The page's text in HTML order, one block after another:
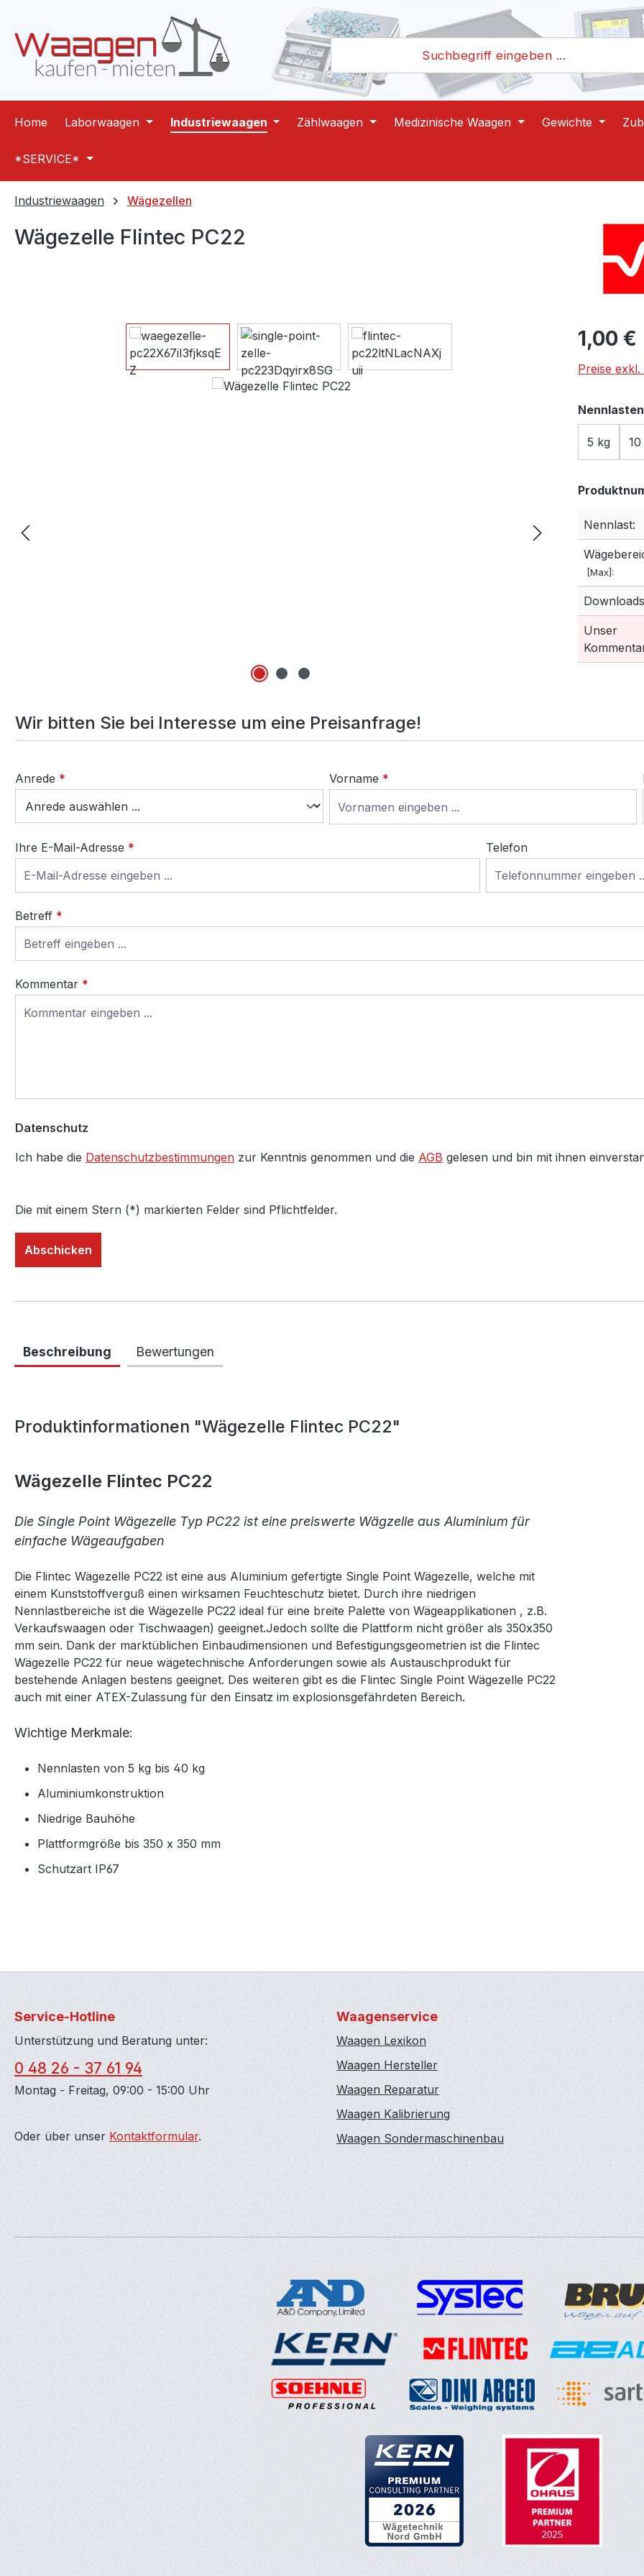
Zur Hauptnavigation springen
Home Laborwaagen Industriewaagen Zählwaagen Medizinische Waagen Gewichte
*SERVICE*
Industriewaagen Wägezellen
Wägezelle Flintec PC22
Bildergalerie überspringen Regulärer
1,00 €
Preise
5 kg
Nennlast:
[Max]:
Unser
Wir bitten Sie bei Interesse um eine Preisanfrage!
Anrede * Vorname *
Ihre E-Mail-Adresse * Telefon
Betreff *
Kommentar *
Datenschutz
Ich habe die Datenschutzbestimmungen zur Kenntnis genommen und die AGB gelesen und bin mit ihnen
Die mit einem Stern (*) markierten Felder sind Pflichtfelder.
Abschicken
Beschreibung Bewertungen
Produktinformationen "Wägezelle Flintec PC22"
Wägezelle Flintec PC22
Die Single Point Wägezelle Typ PC22 ist eine preiswerte Wägzelle aus Aluminium für
einfache Wägeaufgaben
Die Flintec Wägezelle PC22 ist eine aus Aluminium gefertigte Single Point Wägezelle, welche mit
einem Kunststoffverguß einen wirksamen Feuchteschutz bietet. Durch ihre niedrigen
Nennlastbereiche ist die Wägezelle PC22 ideal für eine breite Palette von Wägeapplikationen , z.B.
Verkaufswaagen oder Tischwaagen) geeignet.Jedoch sollte die Plattform nicht größer als 350x350
mm sein. Dank der marktüblichen Einbaudimensionen und Befestigungsgeometrien ist die Flintec
Wägezelle PC22 für neue wägetechnische Anforderungen sowie als Austauschprodukt für
bestehende Anlagen bestens geeignet. Des weiteren gibt es die Flintec Single Point Wägezelle PC22
auch mit einer ATEX-Zulassung für den Einsatz im explosionsgefährdeten Bereich.
Wichtige Merkmale:
Nennlasten von 5 kg bis 40 kg
Aluminiumkonstruktion
Niedrige Bauhöhe
Plattformgröße bis 350 x 350 mm
Schutzart IP67
Service-Hotline
Unterstützung und Beratung unter:
0 48 26 - 37 61 94
Montag - Freitag, 09:00 - 15:00 Uhr
Oder über unser Kontaktformular.
Waagenservice
Waagen Lexikon
Waagen Hersteller
Waagen Reparatur
Waagen Kalibrierung
Waagen Sondermaschinenbau